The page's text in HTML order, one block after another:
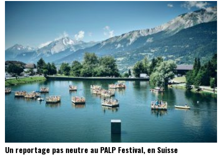
Un reportage pas neutre au PALP Festival, en Suisse